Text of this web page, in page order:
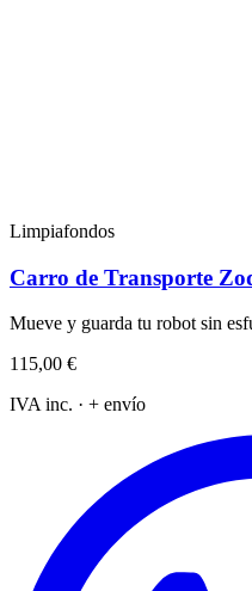
Limpiafondos
Carro de Transporte
Mueve y guarda tu robot sin
115,00 €
IVA inc. · + envío